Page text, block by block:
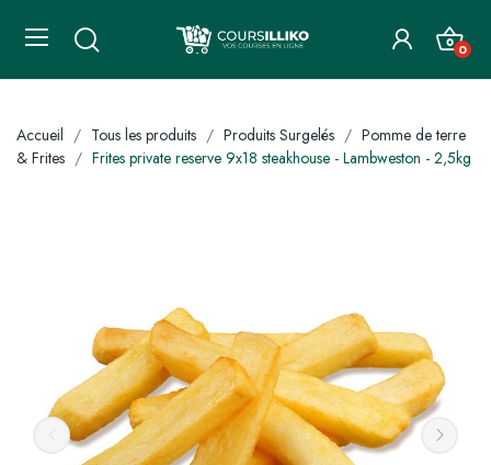
0
Accueil Tous les produits Produits Surgelés
Pomme de terre
& Frites
Frites private reserve 9x18 steakhouse - Lambweston - 2,5kg